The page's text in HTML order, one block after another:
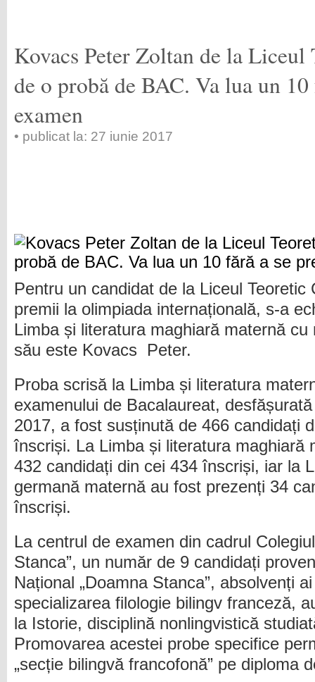
Kovacs Peter Zoltan de la Liceul
de o probă de BAC. Va lua un
examen
• publicat la: 27 iunie 2017
Pentru un candidat de la Liceul Teoretic
premii la olimpiada internațională, s-a
Limba și literatura maghiară maternă
său este Kovacs Peter.
Proba scrisă la Limba și literatura
examenului de Bacalaureat,
2017, a fost susținută de 466 candidați
înscriși. La Limba și literatura maghiară
432 candidați din cei 434 înscriși, iar la
germană maternă au fost prezenți 34
înscriși.
La centrul de examen din cadrul
Stanca”, un număr de 9 candidați
Național „Doamna Stanca”, absolvenți
specializarea filologie bilingv franceză,
la Istorie, disciplină nonlingvistică
Promovarea acestei probe specifice
„secție bilingvă francofonă” pe diploma